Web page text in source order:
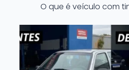
O que é veículo com